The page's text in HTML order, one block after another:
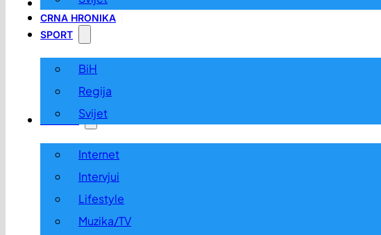
LOKALNO
CRNA HRONIKA
SPORT
BiH
Regija
Svijet
ZABAVA
Internet
Intervjui
Lifestyle
Muzika/TV